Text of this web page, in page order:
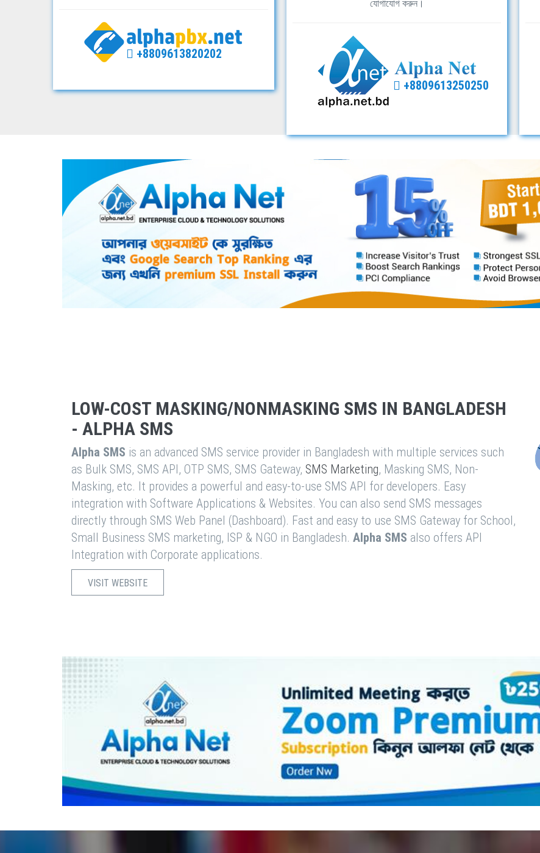
+8809613820202
যোগাযোগ করুন।
+8809613250250
LOW-COST MASKING/NONMASKING SMS IN BANGLADESH
- ALPHA SMS
Alpha SMS is an advanced SMS service provider in Bangladesh with multiple services such
as Bulk SMS, SMS API, OTP SMS, SMS Gateway, SMS Marketing, Masking SMS, Non-
Masking, etc. It provides a powerful and easy-to-use SMS API for developers. Easy
integration with Software Applications & Websites. You can also send SMS messages
directly through SMS Web Panel (Dashboard). Fast and easy to use SMS Gateway for School,
Small Business SMS marketing, ISP & NGO in Bangladesh. Alpha SMS also offers API
Integration with Corporate applications.
VISIT WEBSITE